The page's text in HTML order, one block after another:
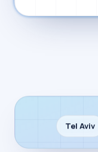
Tel Aviv